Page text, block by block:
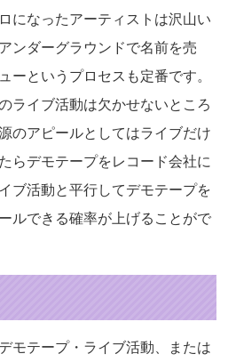
になったアーティストは沢山い
ンダーグラウンドで名前を売
ーというプロセスも定番です。
ライブ活動は欠かせないところ
のアピールとしてはライブだけ
らデモテープをレコード会社に
ブ活動と平行してデモテープを
ルできる確率が上げることがで
モテープ・ライブ活動、または